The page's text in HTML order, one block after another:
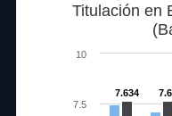
Titulación en
7.634
7.5
10